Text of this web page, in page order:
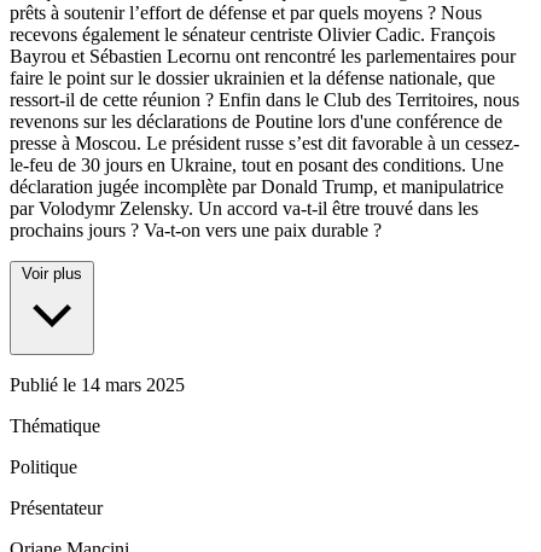
prêts à soutenir l’effort de défense et par quels moyens ? Nous
recevons également le sénateur centriste Olivier Cadic. François
Bayrou et Sébastien Lecornu ont rencontré les parlementaires pour
faire le point sur le dossier ukrainien et la défense nationale, que
ressort-il de cette réunion ? Enfin dans le Club des Territoires, nous
revenons sur les déclarations de Poutine lors d'une conférence de
presse à Moscou. Le président russe s’est dit favorable à un cessez-
le-feu de 30 jours en Ukraine, tout en posant des conditions. Une
déclaration jugée incomplète par Donald Trump, et manipulatrice
par Volodymr Zelensky. Un accord va-t-il être trouvé dans les
prochains jours ? Va-t-on vers une paix durable ?
Voir plus
Publié le 14 mars 2025
Thématique
Politique
Présentateur